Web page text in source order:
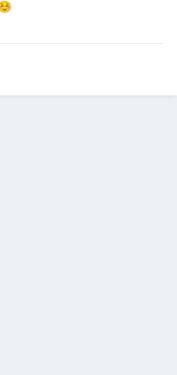
komme bort selv,